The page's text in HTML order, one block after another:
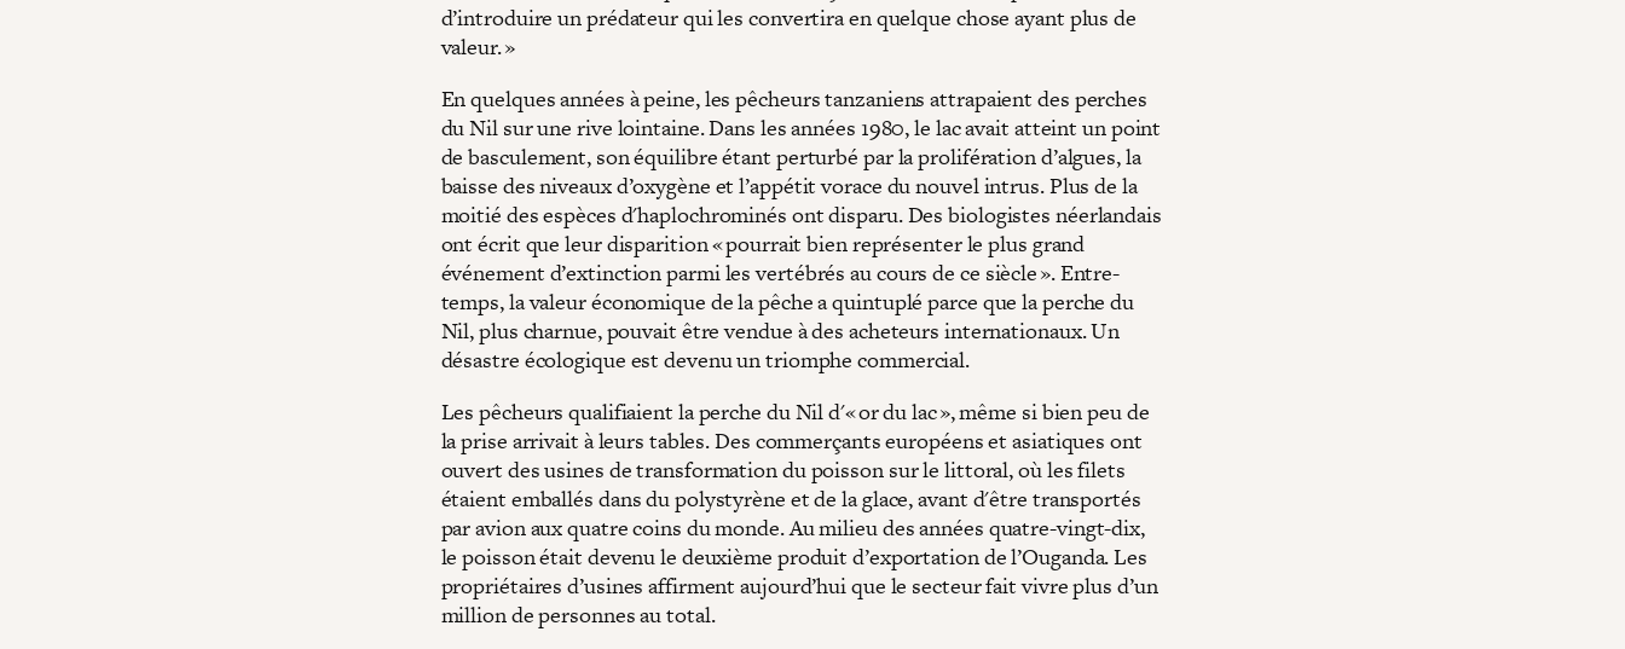
d’introduire un prédateur qui les convertira en quelque chose ayant plus de
valeur. »
En quelques années à peine, les pêcheurs tanzaniens attrapaient des perches
du Nil sur une rive lointaine. Dans les années 1980, le lac avait atteint un point
de basculement, son équilibre étant perturbé par la prolifération d’algues, la
baisse des niveaux d’oxygène et l’appétit vorace du nouvel intrus. Plus de la
moitié des espèces d'haplochrominés ont disparu. Des biologistes néerlandais
ont écrit que leur disparition « pourrait bien représenter le plus grand
événement d’extinction parmi les vertébrés au cours de ce siècle ». Entre-
temps, la valeur économique de la pêche a quintuplé parce que la perche du
Nil, plus charnue, pouvait être vendue à des acheteurs internationaux. Un
désastre écologique est devenu un triomphe commercial.
Les pêcheurs qualifiaient la perche du Nil d'« or du lac », même si bien peu de
la prise arrivait à leurs tables. Des commerçants européens et asiatiques ont
ouvert des usines de transformation du poisson sur le littoral, où les filets
étaient emballés dans du polystyrène et de la glace, avant d'être transportés
par avion aux quatre coins du monde. Au milieu des années quatre-vingt-dix,
le poisson était devenu le deuxième produit d’exportation de l’Ouganda. Les
propriétaires d’usines affirment aujourd’hui que le secteur fait vivre plus d’un
million de personnes au total.